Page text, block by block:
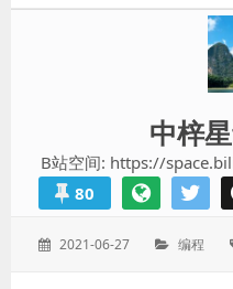
际
中梓
B站空间: https://
80
发
2021-06-27
分
编程